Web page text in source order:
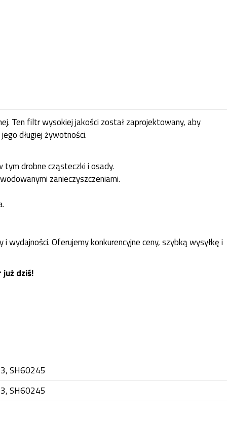
Ten filtr wysokiej jakości został zaprojektowany, aby
długiej żywotności.
drobne cząsteczki i osady.
zanieczyszczeniami.
wydajności. Oferujemy konkurencyjne ceny, szybką wysyłkę i
dziś!
SH60245
SH60245